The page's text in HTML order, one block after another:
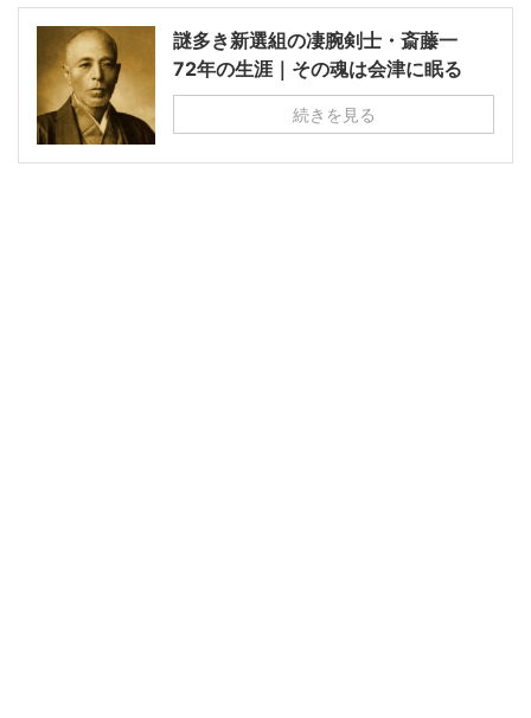
謎多き新選組の凄腕剣士・斎藤一
72年の生涯｜その魂は会津に眠る
続きを見る